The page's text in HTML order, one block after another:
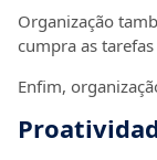
Organização
cumpra as
Enfim,